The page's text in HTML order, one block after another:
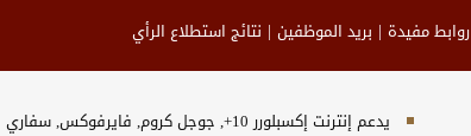
روابط مفيدة بريد الموظفين نتائج استطلاع الرأي
يدعم إنترنت إكسبلورر 10+, جوجل كروم, فايرفوكس, سفاري